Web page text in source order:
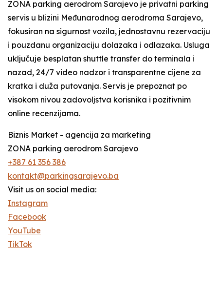
ZONA parking aerodrom Sarajevo je privatni parking
servis u blizini Međunarodnog aerodroma Sarajevo,
fokusiran na sigurnost vozila, jednostavnu rezervaciju
i pouzdanu organizaciju dolazaka i odlazaka. Usluga
uključuje besplatan shuttle transfer do terminala i
nazad, 24/7 video nadzor i transparentne cijene za
kratka i duža putovanja. Servis je prepoznat po
visokom nivou zadovoljstva korisnika i pozitivnim
online recenzijama.
Biznis Market - agencija za marketing
ZONA parking aerodrom Sarajevo
+387 61 356 386
kontakt@parkingsarajevo.ba
Visit us on social media:
Instagram
Facebook
YouTube
TikTok